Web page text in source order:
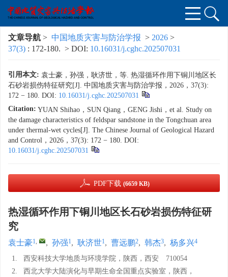
文章导航 > 中国地质灾害与防治学报 > 2026 >
37(3) : 172-180. > DOI: 10.16031/j.cghc.202507031
引用本文: 袁士豪，孙强，耿济世，等. 热湿循环作用下铜川地区长
石砂岩损伤特征研究[J]. 中国地质灾害与防治学报，2026，37(3):
172 − 180. DOI: 10.16031/j.cghc.202507031
Citation: YUAN Shihao，SUN Qiang，GENG Jishi，et al. Study on
the damage characteristics of feldspar sandstone in the Tongchuan area
under thermal-wet cycles[J]. The Chinese Journal of Geological Hazard
and Control，2026，37(3): 172 − 180. DOI:
10.16031/j.cghc.202507031
PDF下载 (6659 KB)
热湿循环作用下铜川地区长石砂岩损伤特征研
究
袁士豪1, , 孙强1, 耿济世1, 曹远鹏2, 韩杰3, 杨多兴4
1.
西安科技大学地质与环境学院，陕西，西安 710054
2.
西北大学大陆演化与早期生命全国重点实验室，陕西，